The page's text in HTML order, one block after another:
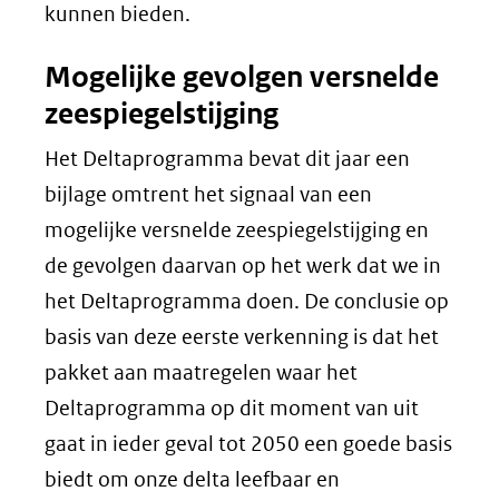
kunnen bieden.
Mogelijke gevolgen versnelde
zeespiegelstijging
Het Deltaprogramma bevat dit jaar een
bijlage omtrent het signaal van een
mogelijke versnelde zeespiegelstijging en
de gevolgen daarvan op het werk dat we in
het Deltaprogramma doen. De conclusie op
basis van deze eerste verkenning is dat het
pakket aan maatregelen waar het
Deltaprogramma op dit moment van uit
gaat in ieder geval tot 2050 een goede basis
biedt om onze delta leefbaar en